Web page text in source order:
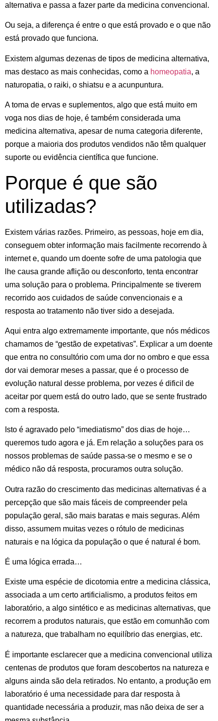
alternativa e passa a fazer parte da medicina convencional.
Ou seja, a diferença é entre o que está provado e o que não
está provado que funciona.
Existem algumas dezenas de tipos de medicina alternativa,
mas destaco as mais conhecidas, como a homeopatia, a
naturopatia, o raiki, o shiatsu e a acunpuntura.
A toma de ervas e suplementos, algo que está muito em
voga nos dias de hoje, é também considerada uma
medicina alternativa, apesar de numa categoria diferente,
porque a maioria dos produtos vendidos não têm qualquer
suporte ou evidência científica que funcione.
Porque é que são
utilizadas?
Existem várias razões. Primeiro, as pessoas, hoje em dia,
conseguem obter informação mais facilmente recorrendo à
internet e, quando um doente sofre de uma patologia que
lhe causa grande aflição ou desconforto, tenta encontrar
uma solução para o problema. Principalmente se tiverem
recorrido aos cuidados de saúde convencionais e a
resposta ao tratamento não tiver sido a desejada.
Aqui entra algo extremamente importante, que nós médicos
chamamos de “gestão de expetativas”. Explicar a um doente
que entra no consultório com uma dor no ombro e que essa
dor vai demorar meses a passar, que é o processo de
evolução natural desse problema, por vezes é dificil de
aceitar por quem está do outro lado, que se sente frustrado
com a resposta.
Isto é agravado pelo “imediatismo” dos dias de hoje…
queremos tudo agora e já. Em relação a soluções para os
nossos problemas de saúde passa-se o mesmo e se o
médico não dá resposta, procuramos outra solução.
Outra razão do crescimento das medicinas alternativas é a
percepção que são mais fáceis de compreender pela
população geral, são mais baratas e mais seguras. Além
disso, assumem muitas vezes o rótulo de medicinas
naturais e na lógica da população o que é natural é bom.
É uma lógica errada…
Existe uma espécie de dicotomia entre a medicina clássica,
associada a um certo artificialismo, a produtos feitos em
laboratório, a algo sintético e as medicinas alternativas, que
recorrem a produtos naturais, que estão em comunhão com
a natureza, que trabalham no equilíbrio das energias, etc.
É importante esclarecer que a medicina convencional utiliza
centenas de produtos que foram descobertos na natureza e
alguns ainda são dela retirados. No entanto, a produção em
laboratório é uma necessidade para dar resposta à
quantidade necessária a produzir, mas não deixa de ser a